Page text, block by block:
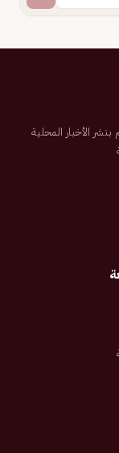
تم تأسيسها عام 2007م تهتم بنشر الأخبار المحلية